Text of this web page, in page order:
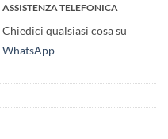
ASSISTENZA TELEFONICA
Chiedici qualsiasi cosa su
WhatsApp